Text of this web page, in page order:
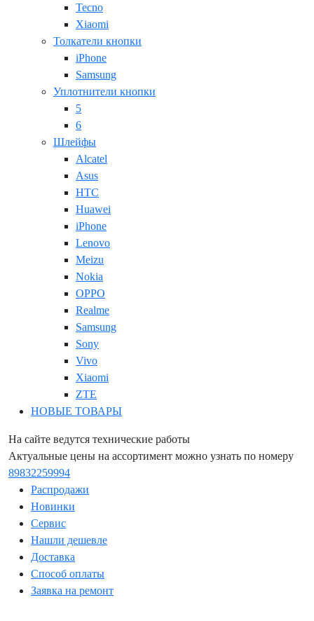
Tecno
Xiaomi
Толкатели кнопки
iPhone
Samsung
Уплотнители кнопки
5
6
Шлейфы
Alcatel
Asus
HTC
Huawei
iPhone
Lenovo
Meizu
Nokia
OPPO
Realme
Samsung
Sony
Vivo
Xiaomi
ZTE
НОВЫЕ ТОВАРЫ
На сайте ведутся технические работы
Актуальные цены на ассортимент можно узнать по номеру
89832259994
Распродажи
Новинки
Сервис
Нашли дешевле
Доставка
Способ оплаты
Заявка на ремонт